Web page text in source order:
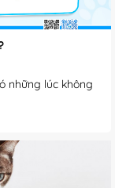
những lúc không